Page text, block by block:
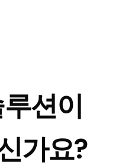
션이
가요?